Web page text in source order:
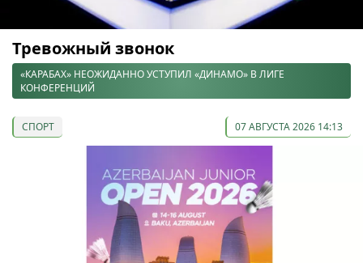
Тревожный звонок
«КАРАБАХ» НЕОЖИДАННО УСТУПИЛ «ДИНАМО» В ЛИГЕ
КОНФЕРЕНЦИЙ
СПОРТ 07 АВГУСТА 2026 14:13